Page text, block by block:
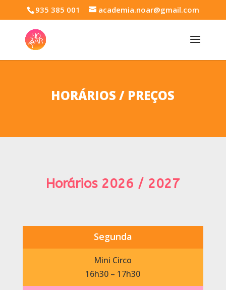
935 385 001 academia.noar@gmail.com
HORÁRIOS / PREÇOS
Horários 2026 / 2027
Segunda
Mini Circo
16h30 – 17h30